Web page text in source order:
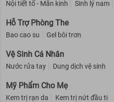
Nội tiết tố - Mãn kinh Sinh lý nam
Hỗ Trợ Phòng The
Bao cao su Gel bôi trơn
Vệ Sinh Cá Nhân
Nước rửa tay Dung dịch vệ sinh
Mỹ Phẩm Cho Mẹ
Kem trị rạn da Kem trị nứt đầu ti